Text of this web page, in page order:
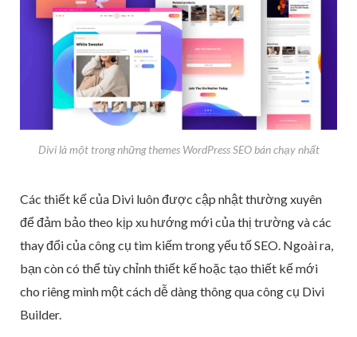
Divi là một trong những themes WordPress SEO bán chạy nhất
Các thiết kế của Divi luôn được cập nhật thường xuyên
để đảm bảo theo kịp xu hướng mới của thị trường và các
thay đổi của công cụ tìm kiếm trong yếu tố SEO. Ngoài ra,
bạn còn có thể tùy chỉnh thiết kế hoặc tạo thiết kế mới
cho riêng mình một cách dễ dàng thông qua công cụ Divi
Builder.